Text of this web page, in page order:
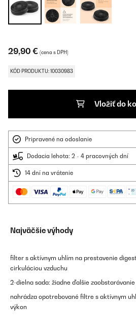
29,90 € (cena s DPH)
KÓD PRODUKTU: 10030983
Vložiť do
Pripravené na odoslanie
Dodacia lehota: 2 - 4 pracovných dní
14 dní na vrátenie
Najväčšie výhody
filter s aktívnym uhlím na prestavenie
cirkuláciou vzduchu
2-dielna sada: žiadne ďalšie
nahrádza opotrebované filtre s aktívnym
výkon